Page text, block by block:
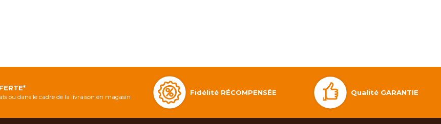
ou dans le cadre de la livraison en magasin
Fidélité RÉCOMPENSÉE Qualité GARANTIE